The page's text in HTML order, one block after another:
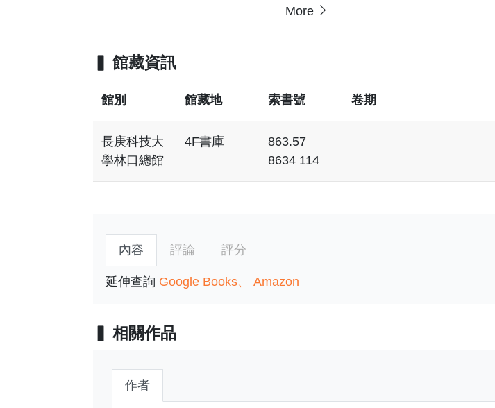
More
館藏資訊
館別 館藏地 索書號 卷期
長庚科技大
學林口總館
4F書庫
863.57
8634 114
內容 評論 評分
延伸查詢 Google Books Amazon
相關作品
作者